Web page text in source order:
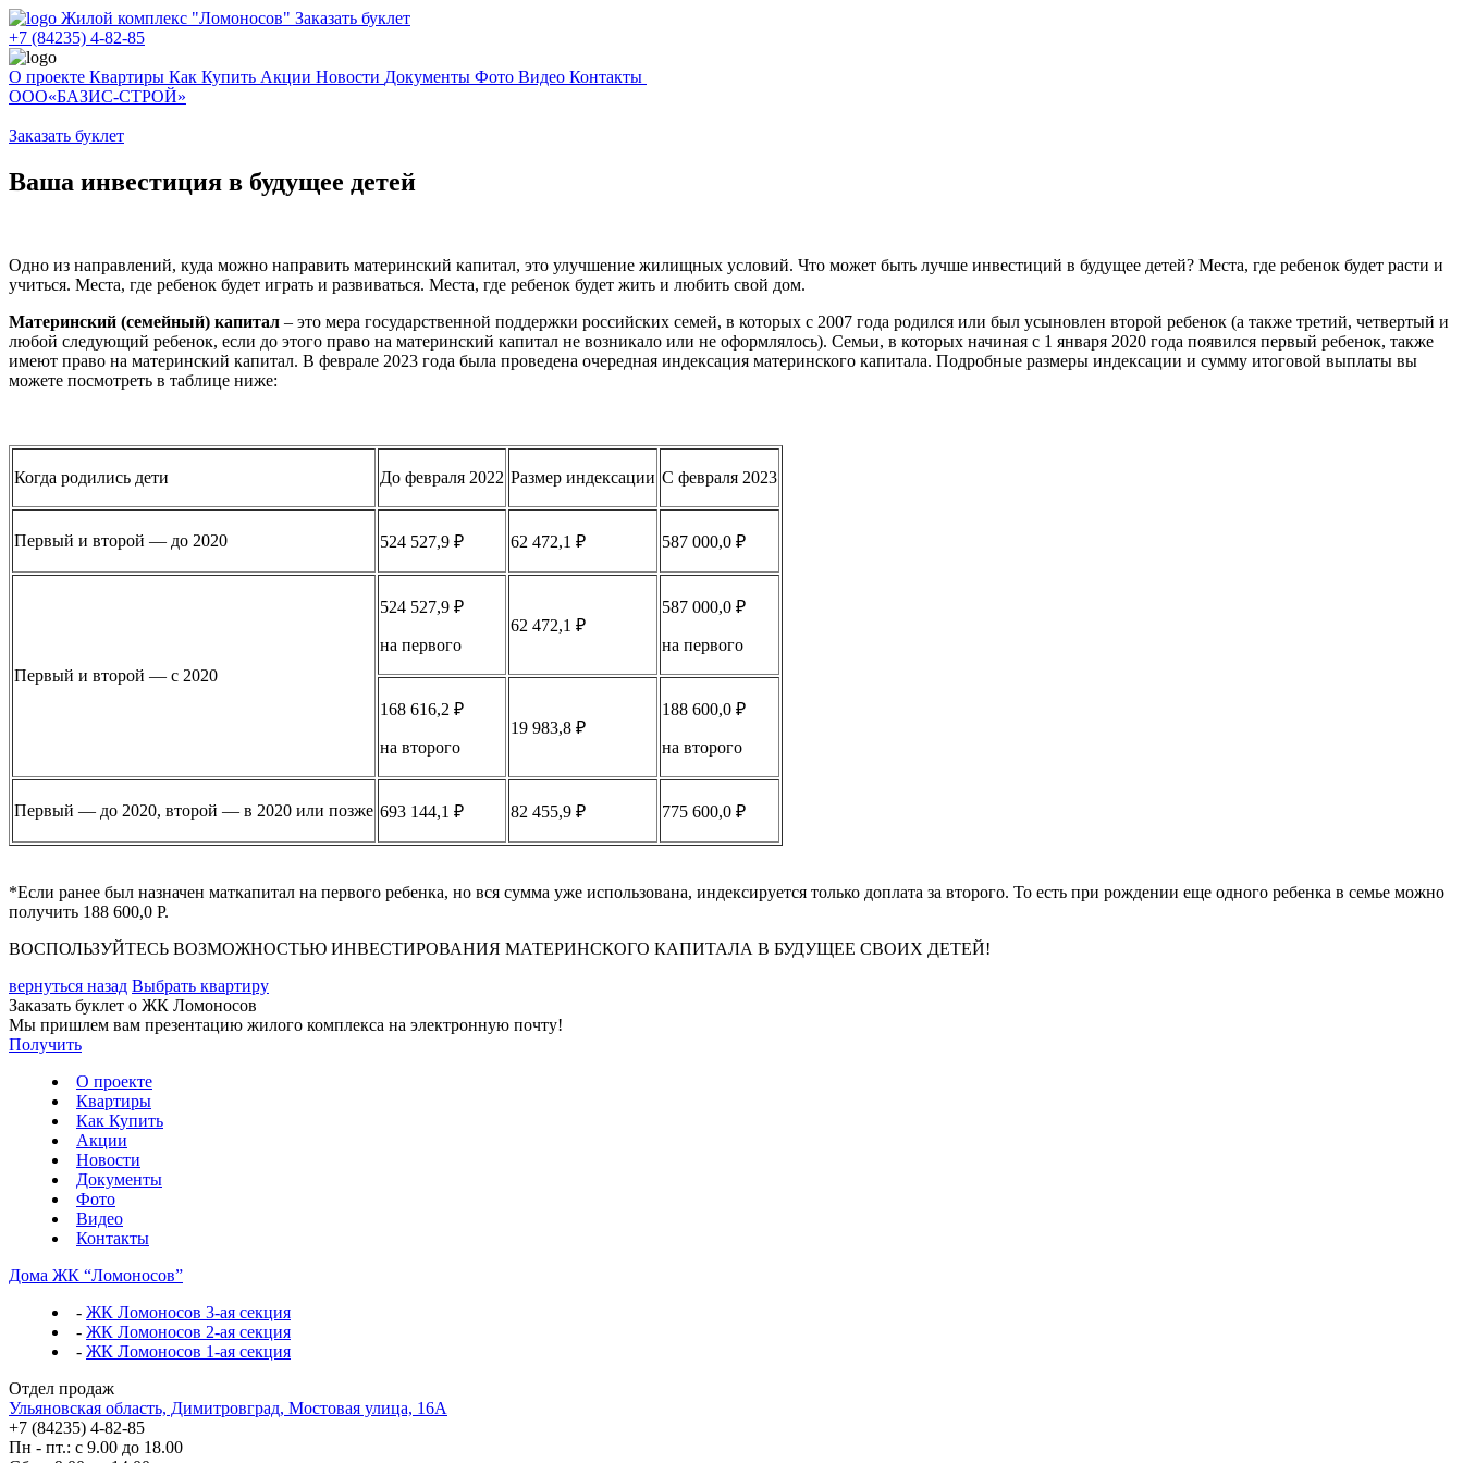
Жилой комплекс "Ломоносов" Заказать буклет
+7 (84235) 4-82-85
О проекте Квартиры Как Купить Акции Новости Документы Фото Видео Контакты
ООО«БАЗИС-СТРОЙ»
Заказать буклет
Ваша инвестиция в будущее детей
Одно из направлений, куда можно направить материнский капитал, это улучшение жилищных условий. Что может быть лучше инвестиций в будущее детей? Места, где ребенок будет расти и
учиться. Места, где ребенок будет играть и развиваться. Места, где ребенок будет жить и любить свой дом.
Материнский (семейный) капитал – это мера государственной поддержки российских семей, в которых с 2007 года родился или был усыновлен второй ребенок (а также третий, четвертый и
любой следующий ребенок, если до этого право на материнский капитал не возникало или не оформлялось). Семьи, в которых начиная с 1 января 2020 года появился первый ребенок, также
имеют право на материнский капитал. В феврале 2023 года была проведена очередная индексация материнского капитала. Подробные размеры индексации и сумму итоговой выплаты вы
можете посмотреть в таблице ниже:
Когда родились дети До февраля 2022 Размер индексации С февраля 2023
Первый и второй — до 2020 524 527,9 ₽ 62 472,1 ₽ 587 000,0 ₽
Первый и второй — с 2020
524 527,9 ₽
на первого
62 472,1 ₽
587 000,0 ₽
на первого
168 616,2 ₽
на второго
19 983,8 ₽
188 600,0 ₽
на второго
Первый — до 2020, второй — в 2020 или позже 693 144,1 ₽ 82 455,9 ₽ 775 600,0 ₽
*Если ранее был назначен маткапитал на первого ребенка, но вся сумма уже использована, индексируется только доплата за второго. То есть при рождении еще одного ребенка в семье можно
получить 188 600,0 Р.
ВОСПОЛЬЗУЙТЕСЬ ВОЗМОЖНОСТЬЮ ИНВЕСТИРОВАНИЯ МАТЕРИНСКОГО КАПИТАЛА В БУДУЩЕЕ СВОИХ ДЕТЕЙ!
вернуться назад Выбрать квартиру
Заказать буклет о ЖК Ломоносов
Мы пришлем вам презентацию жилого комплекса на электронную почту!
Получить
О проекте
Квартиры
Как Купить
Акции
Новости
Документы
Фото
Видео
Контакты
Дома ЖК “Ломоносов”
- ЖК Ломоносов 3-ая секция
- ЖК Ломоносов 2-ая секция
- ЖК Ломоносов 1-ая секция
Отдел продаж
Ульяновская область, Димитровград, Мостовая улица, 16А
+7 (84235) 4-82-85
Пн - пт.: с 9.00 до 18.00